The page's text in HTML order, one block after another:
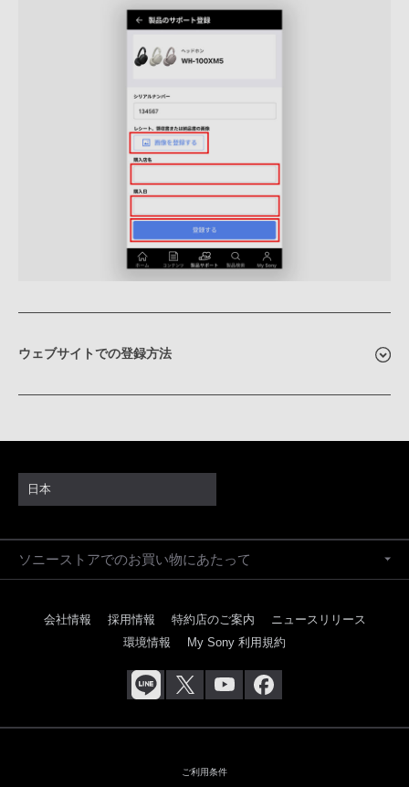
ウェブサイトでの登録方法
日本
ソニーストアでのお買い物にあたって
会社情報 採用情報 特約店のご案内
ニュースリリース
環境情報
My Sony 利用規約
ご利用条件